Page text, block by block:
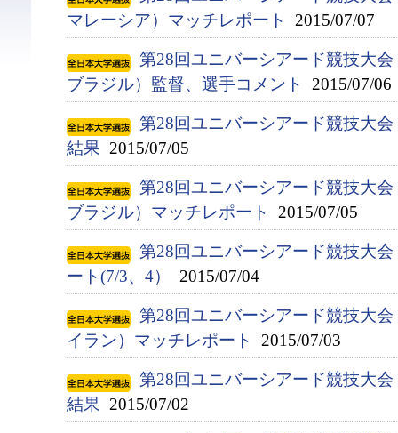
マレーシア）マッチレポート
2015/07/07
第28回ユニバーシアード競技大
ブラジル）監督、選手コメント
2015/07/06
第28回ユニバーシアード競技大
結果 2015/07/05
第28回ユニバーシアード競技大
ブラジル）マッチレポート
2015/07/05
第28回ユニバーシアード競技大
ート(7/3、4）
2015/07/04
第28回ユニバーシアード競技大
イラン）マッチレポート
2015/07/03
第28回ユニバーシアード競技大
結果 2015/07/02